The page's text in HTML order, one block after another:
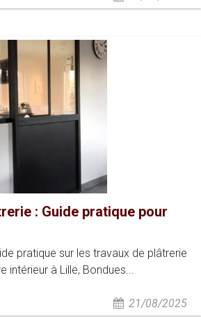
: Guide pratique pour
pratique sur les travaux de plâtrerie
intérieur à Lille, Bondues...
21/08/2025